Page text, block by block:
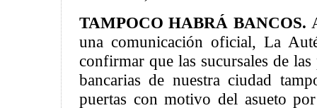
TAMPOCO HABRÁ BANCOS.
una comunicación oficial, La
confirmar que las sucursales de
bancarias de nuestra ciudad
puertas con motivo del asueto